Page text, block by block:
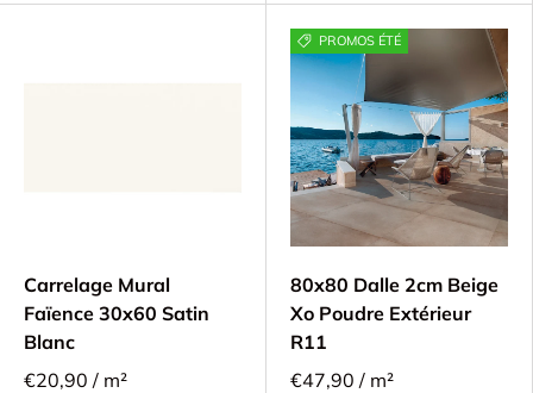
Carrelage Mural
Faïence 30x60 Satin
Blanc
€20,90 / m²
PROMOS ÉTÉ
80x80 Dalle 2cm Beige
Xo Poudre Extérieur
R11
€47,90 / m²